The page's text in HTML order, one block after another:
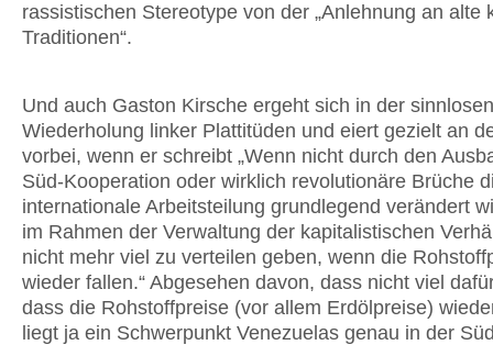
rassistischen Stereotype von der „Anlehnung an alte
Traditionen“.
Und auch Gaston Kirsche ergeht sich in der sinnlosen
Wiederholung linker Plattitüden und eiert gezielt an
vorbei, wenn er schreibt „Wenn nicht durch den
Süd-Kooperation oder wirklich revolutionäre Brüche
internationale Arbeitsteilung grundlegend verändert
im Rahmen der Verwaltung der kapitalistischen
nicht mehr viel zu verteilen geben, wenn die
wieder fallen.“ Abgesehen davon, dass nicht viel
dass die Rohstoffpreise (vor allem Erdölpreise)
liegt ja ein Schwerpunkt Venezuelas genau in der